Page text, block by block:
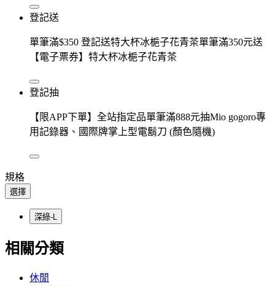
登記送
單筆滿$350 登記送特大杯冰梔子花青茶單筆滿350元送
【電子票券】特大杯冰梔子花青茶
登記抽
【限APP下單】全站指定品單筆滿888元抽Mio gogoro專
用記錄器、國際牌掌上型電鬍刀 (顏色隨機)
規格
選擇
深綠-L
相關分類
休閒